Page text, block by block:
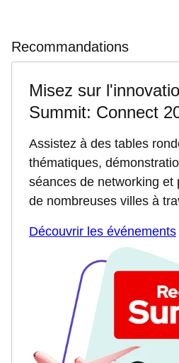
Recommandations
Misez sur
Summit: Connect
Assistez à des tables
thématiques,
séances de networking et
de nombreuses villes à
Découvrir les événements